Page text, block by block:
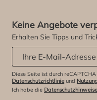
Keine Angebote
Erhalten Sie Tipps und
Diese Seite ist durch
Datenschutzrichtlinie und
Ich habe die